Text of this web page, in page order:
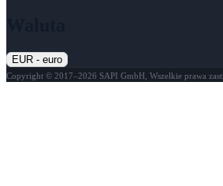
EUR - euro
Copyright © 2017–2026 SAPI GmbH, Wszelkie prawa